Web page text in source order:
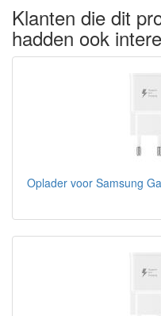
Klanten die dit
hadden ook
Oplader voor Samsung